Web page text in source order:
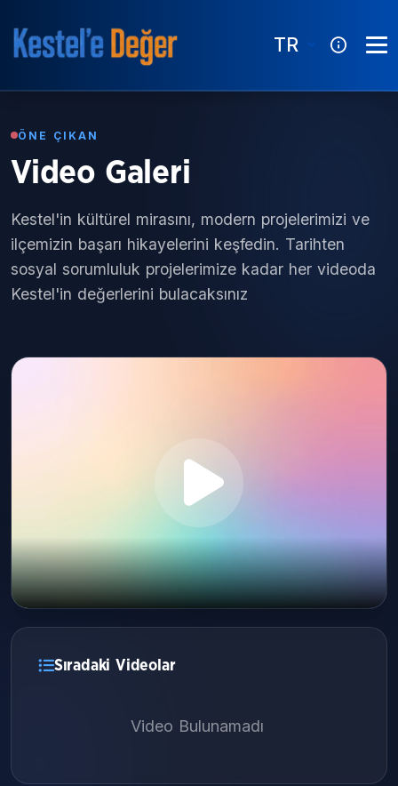
TR
ÖNE ÇIKAN
Video Galeri
Kestel'in kültürel mirasını, modern projelerimizi ve
ilçemizin başarı hikayelerini keşfedin. Tarihten
sosyal sorumluluk projelerimize kadar her videoda
Kestel'in değerlerini bulacaksınız
Sıradaki Videolar
Video Bulunamadı